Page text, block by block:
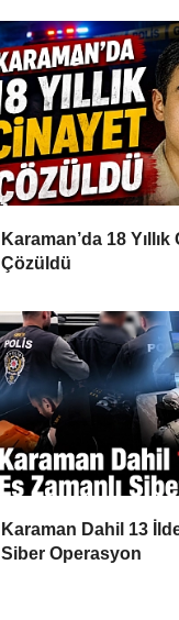
Karaman’da 18
Çözüldü
Karaman Dahil 13
Siber Operasyon